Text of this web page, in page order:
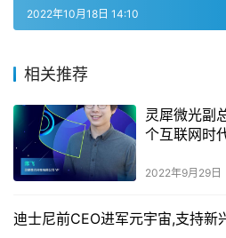
2022年10月18日 14:10
相关推荐
灵犀微光副
个互联网时
2022年9月29日
迪士尼前CEO进军元宇宙,支持新